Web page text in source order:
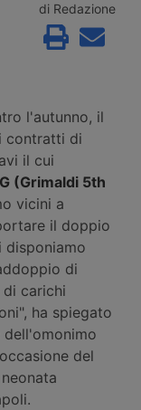
Edf.di Redazione
l'autunno, il
contratti di
il cui
(Grimaldi 5th
vicini a
il doppio
disponiamo
di
carichi
ha spiegato
dell'omonimo
del